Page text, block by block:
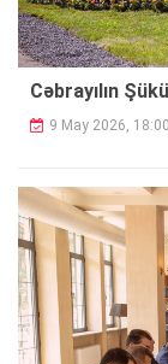
Cəbrayılın
9 May 2026, 18:00